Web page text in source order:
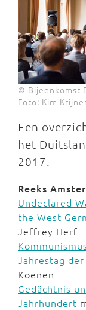
© Bijeenkomst
Foto: Kim
Een
het
2017.
Reeks
Undeclared
the West
Jeffrey Herf
Jahrestag
Koenen
Gedächtnis
Jahrhundert